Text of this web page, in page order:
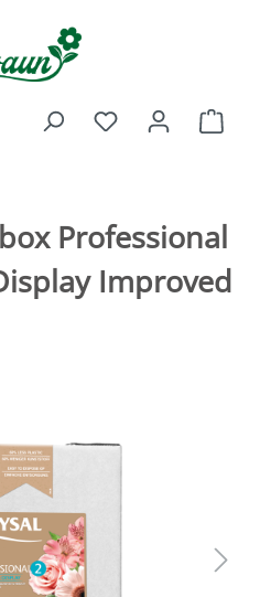
Professional
Improved